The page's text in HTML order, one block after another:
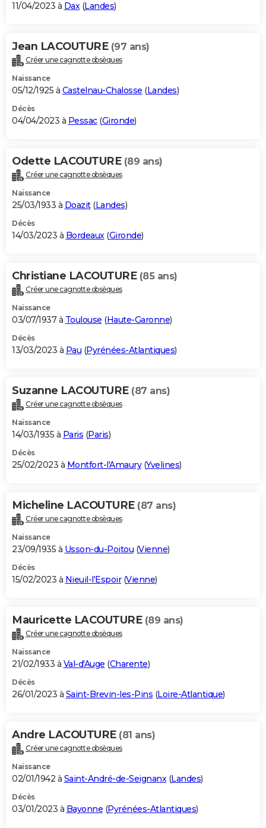
11/04/2023 à Dax(Landes)
Jean LACOUTURE (97 ans)
Créer une cagnotte obsèques
Naissance
05/12/1925 à Castelnau-Chalosse (Landes)
Décès
04/04/2023 à Pessac(Gironde)
Odette LACOUTURE (89 ans)
Créer une cagnotte obsèques
Naissance
25/03/1933 à Doazit(Landes)
Décès
14/03/2023 à Bordeaux(Gironde)
Christiane LACOUTURE (85 ans)
Créer une cagnotte obsèques
Naissance
03/07/1937 à Toulouse (Haute-Garonne)
Décès
13/03/2023 à Pau (Pyrénées-Atlantiques)
Suzanne LACOUTURE (87 ans)
Créer une cagnotte obsèques
Naissance
14/03/1935 à Paris (Paris)
Décès
25/02/2023 à Montfort-l'Amaury(Yvelines)
Micheline LACOUTURE (87 ans)
Créer une cagnotte obsèques
Naissance
23/09/1935 à Usson-du-Poitou (Vienne)
Décès
15/02/2023 à Nieuil-l'Espoir(Vienne)
Mauricette LACOUTURE (89 ans)
Créer une cagnotte obsèques
Naissance
21/02/1933 à Val-d'Auge (Charente)
Décès
26/01/2023 à Saint-Brevin-les-Pins (Loire-Atlantique)
Andre LACOUTURE (81 ans)
Créer une cagnotte obsèques
Naissance
02/01/1942 à Saint-André-de-Seignanx(Landes)
Décès
03/01/2023 à Bayonne (Pyrénées-Atlantiques)